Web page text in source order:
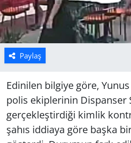
Paylaş
Edinilen bilgiye göre,
polis ekiplerinin Dispanser
gerçekleştirdiği kimlik
şahıs iddiaya göre başka